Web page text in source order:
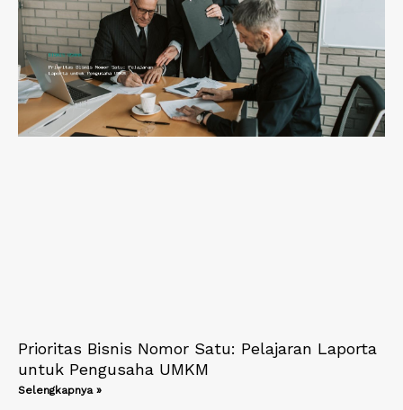
Prioritas Bisnis Nomor Satu: Pelajaran Laporta
untuk Pengusaha UMKM
Selengkapnya »